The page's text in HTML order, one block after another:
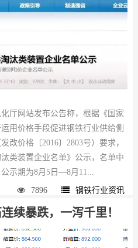
网站发布公告称，根据《国家
用价格手段促进钢铁行业供给侧
改价格〔2016〕2803号）要求，
类装置企业名单》公示，名单中
示期为8月5日—8月11...
7896 钢铁行业资讯
续暴跌，一泻千里！